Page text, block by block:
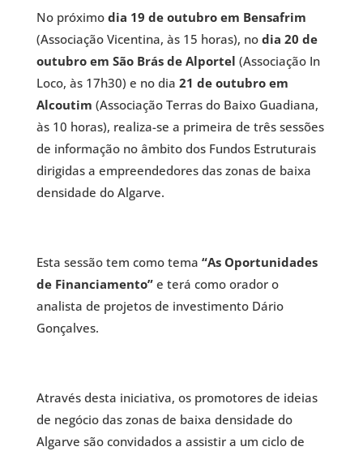
No próximo dia 19 de outubro em Bensafrim
(Associação Vicentina, às 15 horas), no dia 20 de
outubro em São Brás de Alportel (Associação In
Loco, às 17h30) e no dia 21 de outubro em
Alcoutim (Associação Terras do Baixo Guadiana,
às 10 horas), realiza-se a primeira de três sessões
de informação no âmbito dos Fundos Estruturais
dirigidas a empreendedores das zonas de baixa
densidade do Algarve.
Esta sessão tem como tema “As Oportunidades
de Financiamento”e terá como orador o
analista de projetos de investimento Dário
Gonçalves.
Através desta iniciativa, os promotores de ideias
de negócio das zonas de baixa densidade do
Algarve são convidados a assistir a um ciclo de